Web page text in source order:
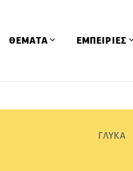
ΘΕΜΑΤΑ ΕΜΠΕΙΡΙΕΣ
ΜαγαζιάΓΛΥΚΑ